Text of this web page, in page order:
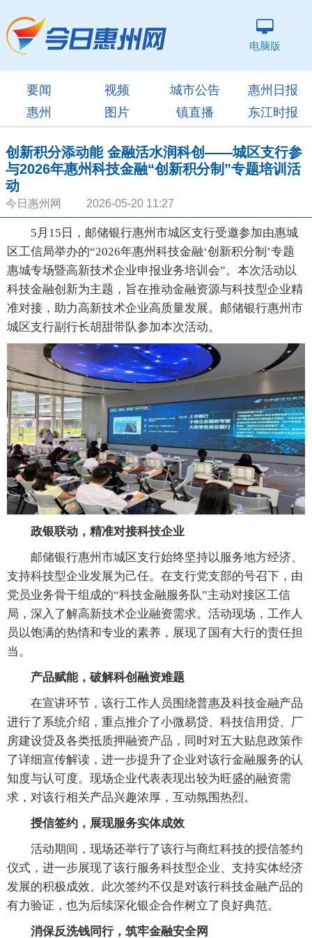
电脑版
要闻 视频 城市公告
惠州日报
惠州
图片 镇直播 东江时报
创新积分添动能 金融活水润科创——城区支行参
与2026年惠州科技金融“创新积分制”专题培训活
动
今日惠州网 2026-05-20 11:27
5月15日，邮储银行惠州市城区支行受邀参加由惠城
区工信局举办的“2026年惠州科技金融‘创新积分制’专题
惠城专场暨高新技术企业申报业务培训会”。本次活动以
科技金融创新为主题，旨在推动金融资源与科技型企业精
准对接，助力高新技术企业高质量发展。邮储银行惠州市
城区支行副行长胡甜带队参加本次活动。
政银联动，精准对接科技企业
邮储银行惠州市城区支行始终坚持以服务地方经济、
支持科技型企业发展为己任。在支行党支部的号召下，由
党员业务骨干组成的“科技金融服务队”主动对接区工信
局，深入了解高新技术企业融资需求。活动现场，工作人
员以饱满的热情和专业的素养，展现了国有大行的责任担
当。
产品赋能，破解科创融资难题
在宣讲环节，该行工作人员围绕普惠及科技金融产品
进行了系统介绍，重点推介了小微易贷、科技信用贷、厂
房建设贷及各类抵质押融资产品，同时对五大贴息政策作
了详细宣传解读，进一步提升了企业对该行金融服务的认
知度与认可度。现场企业代表表现出较为旺盛的融资需
求，对该行相关产品兴趣浓厚，互动氛围热烈。
授信签约，展现服务实体成效
活动期间，现场还举行了该行与商红科技的授信签约
仪式，进一步展现了该行服务科技型企业、支持实体经济
发展的积极成效。此次签约不仅是对该行科技金融产品的
有力验证，也为后续深化银企合作树立了良好典范。
消保反洗钱同行，筑牢金融安全网